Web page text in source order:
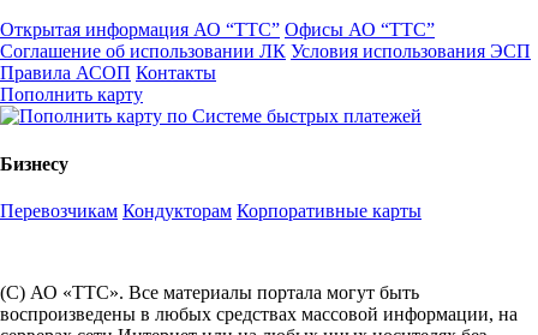
Открытая информация АО “ТТС” Офисы АО “ТТС”
Соглашение об использовании ЛК Условия использования ЭСП
Правила АСОП Контакты
Пополнить карту
Бизнесу
Перевозчикам Кондукторам Корпоративные карты
(С) АО «ТТС». Все материалы портала могут быть
воспроизведены в любых средствах массовой информации, на